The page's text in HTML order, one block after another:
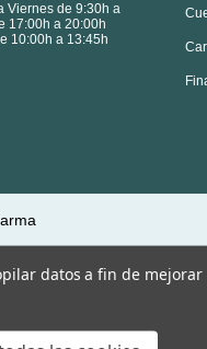
Viernes de 9:30h a
17:00h a 20:00h
10:00h a 13:45h
datos a fin de